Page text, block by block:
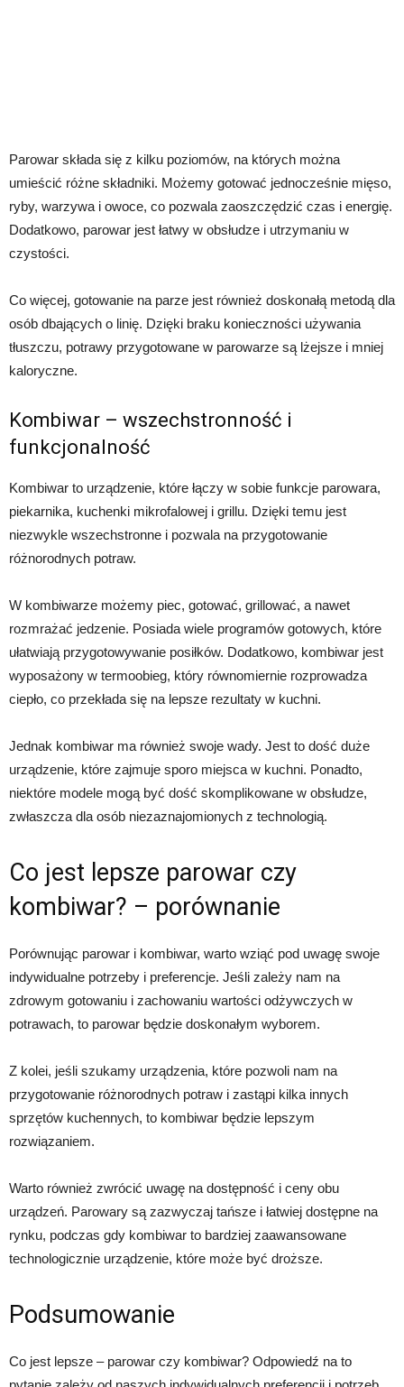
Parowar składa się z kilku poziomów, na których można
umieścić różne składniki. Możemy gotować jednocześnie mięso,
ryby, warzywa i owoce, co pozwala zaoszczędzić czas i energię.
Dodatkowo, parowar jest łatwy w obsłudze i utrzymaniu w
czystości.
Co więcej, gotowanie na parze jest również doskonałą metodą dla
osób dbających o linię. Dzięki braku konieczności używania
tłuszczu, potrawy przygotowane w parowarze są lżejsze i mniej
kaloryczne.
Kombiwar – wszechstronność i
funkcjonalność
Kombiwar to urządzenie, które łączy w sobie funkcje parowara,
piekarnika, kuchenki mikrofalowej i grillu. Dzięki temu jest
niezwykle wszechstronne i pozwala na przygotowanie
różnorodnych potraw.
W kombiwarze możemy piec, gotować, grillować, a nawet
rozmrażać jedzenie. Posiada wiele programów gotowych, które
ułatwiają przygotowywanie posiłków. Dodatkowo, kombiwar jest
wyposażony w termoobieg, który równomiernie rozprowadza
ciepło, co przekłada się na lepsze rezultaty w kuchni.
Jednak kombiwar ma również swoje wady. Jest to dość duże
urządzenie, które zajmuje sporo miejsca w kuchni. Ponadto,
niektóre modele mogą być dość skomplikowane w obsłudze,
zwłaszcza dla osób niezaznajomionych z technologią.
Co jest lepsze parowar czy
kombiwar? – porównanie
Porównując parowar i kombiwar, warto wziąć pod uwagę swoje
indywidualne potrzeby i preferencje. Jeśli zależy nam na
zdrowym gotowaniu i zachowaniu wartości odżywczych w
potrawach, to parowar będzie doskonałym wyborem.
Z kolei, jeśli szukamy urządzenia, które pozwoli nam na
przygotowanie różnorodnych potraw i zastąpi kilka innych
sprzętów kuchennych, to kombiwar będzie lepszym
rozwiązaniem.
Warto również zwrócić uwagę na dostępność i ceny obu
urządzeń. Parowary są zazwyczaj tańsze i łatwiej dostępne na
rynku, podczas gdy kombiwar to bardziej zaawansowane
technologicznie urządzenie, które może być droższe.
Podsumowanie
Co jest lepsze – parowar czy kombiwar? Odpowiedź na to